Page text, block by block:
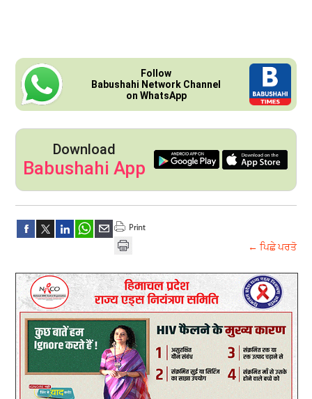
Follow
Babushahi Network Channel
on WhatsApp
Download
Babushahi App
← ਪਿਛੇ ਪਰਤੋ